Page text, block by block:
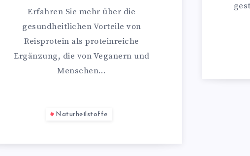
Erfahren Sie mehr über die
gesundheitlichen Vorteile von
Reisprotein als proteinreiche
Ergänzung, die von Veganern und
Menschen…
Naturheilstoffe